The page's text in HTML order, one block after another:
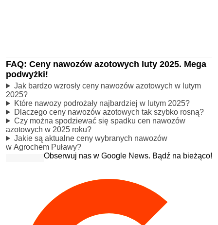
FAQ: Ceny nawozów azotowych luty 2025. Mega
podwyżki!
Jak bardzo wzrosły ceny nawozów azotowych w lutym
2025?
Które nawozy podrożały najbardziej w lutym 2025?
Dlaczego ceny nawozów azotowych tak szybko rosną?
Czy można spodziewać się spadku cen nawozów
azotowych w 2025 roku?
Jakie są aktualne ceny wybranych nawozów
w Agrochem Puławy?
Obserwuj nas w Google News. Bądź na bieżąco!